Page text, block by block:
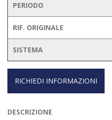
PERIODO
RIF. ORIGINALE
SISTEMA
RICHIEDI INFORMAZIONI
DESCRIZIONE